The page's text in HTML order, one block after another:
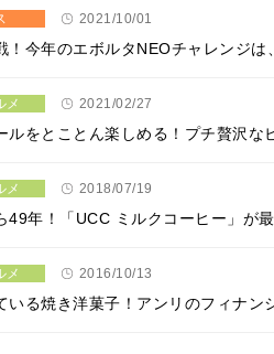
2021/10/01
！今年のエボルタNEOチャレンジ
メ 2021/02/27
ルをとことん楽しめる！プチ贅沢な
メ 2018/07/19
49年！「UCC ミルクコーヒー」が
メ 2016/10/13
いる焼き洋菓子！アンリのフィナン